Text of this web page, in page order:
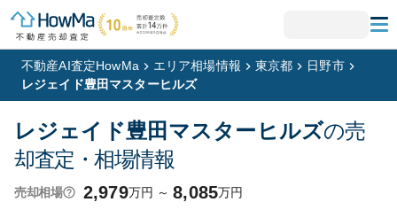
不動産AI査定HowMa エリア相場情報 東京都
日野市
レジェイド豊田マスターヒルズ
レジェイド豊田マスターヒルズの売
却査定・相場情報
売却相場 2,979万円 ～ 8,085万円